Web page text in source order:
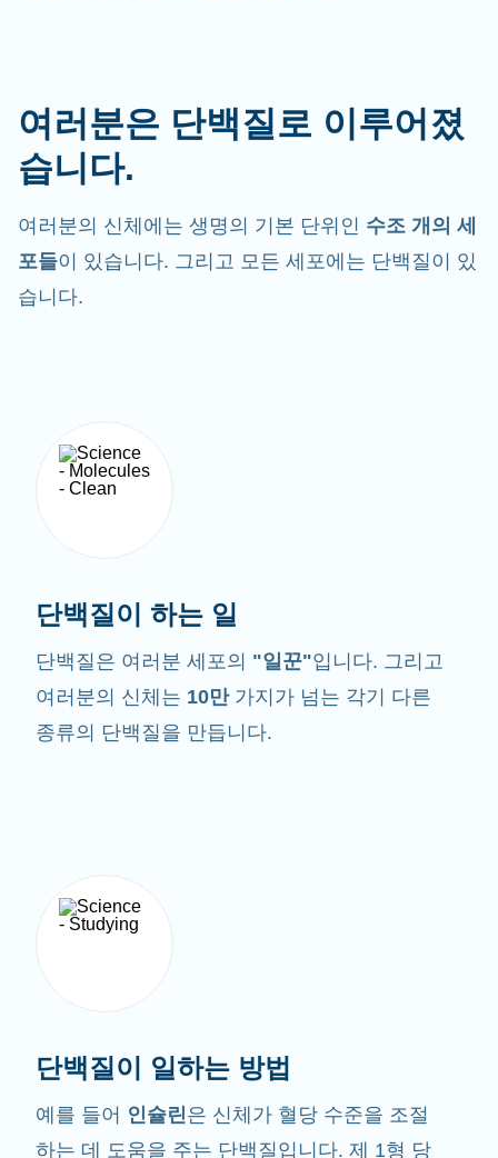
여러분은 단백질로 이루어졌
습니다.
여러분의 신체에는 생명의 기본 단위인 수조 개의 세
포들이 있습니다. 그리고 모든 세포에는 단백질이 있
습니다.
단백질이 하는 일
단백질은 여러분 세포의 "일꾼"입니다. 그리고
여러분의 신체는 10만 가지가 넘는 각기 다른
종류의 단백질을 만듭니다.
단백질이 일하는 방법
예를 들어 인슐린은 신체가 혈당 수준을 조절
하는 데 도움을 주는 단백질입니다. 제 1형 당